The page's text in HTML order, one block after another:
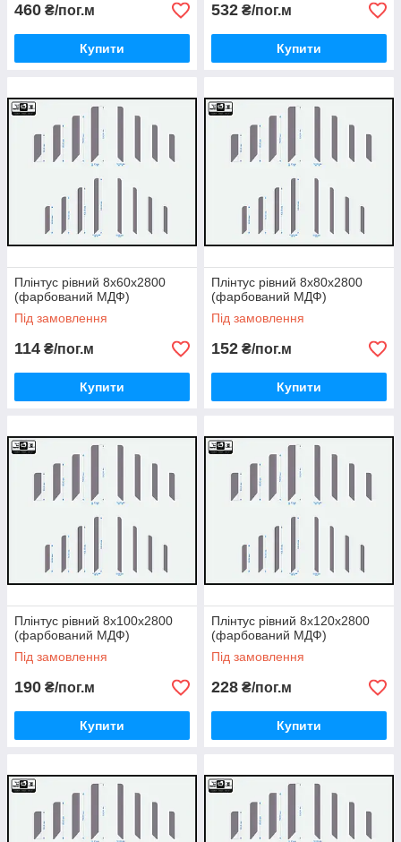
460 ₴/пог.м
Купити
532 ₴/пог.м
Купити
Плінтус рівний 8х60х2800
(фарбований МДФ)
Під замовлення
114 ₴/пог.м
Купити
Плінтус рівний 8х80х2800
(фарбований МДФ)
Під замовлення
152 ₴/пог.м
Купити
Плінтус рівний 8х100х2800
(фарбований МДФ)
Під замовлення
190 ₴/пог.м
Купити
Плінтус рівний 8х120х2800
(фарбований МДФ)
Під замовлення
228 ₴/пог.м
Купити